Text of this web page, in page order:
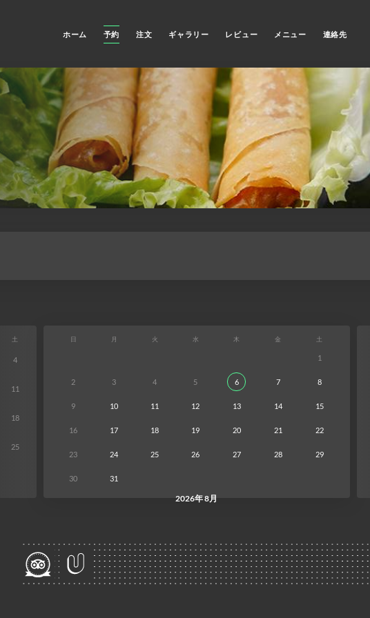
ホーム 予約 注文 ギャラリー レビュー メニュー 連絡先